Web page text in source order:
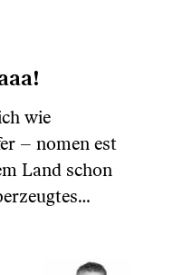
wie
– nomen est
Land schon